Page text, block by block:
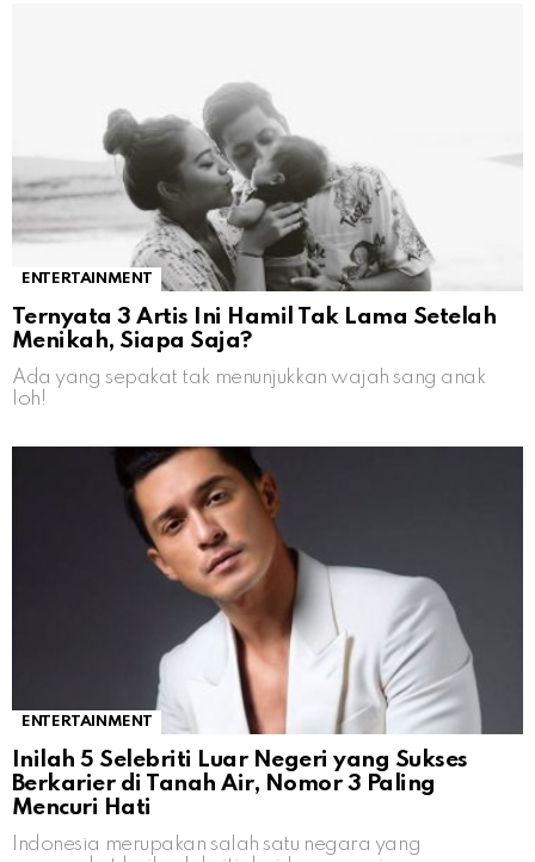
ENTERTAINMENT
Ternyata 3 Artis Ini Hamil Tak Lama Setelah
Menikah, Siapa Saja?
Ada yang sepakat tak menunjukkan wajah sang anak
loh!
ENTERTAINMENT
Inilah 5 Selebriti Luar Negeri yang Sukses
Berkarier di Tanah Air, Nomor 3 Paling
Mencuri Hati
Indonesia merupakan salah satu negara yang